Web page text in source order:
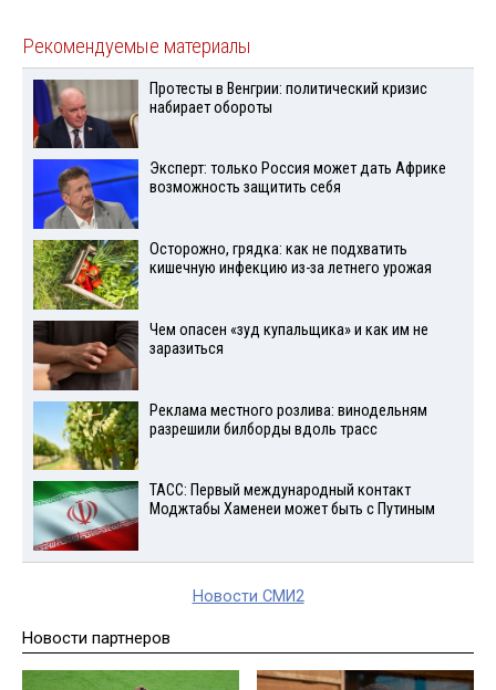
Рекомендуемые материалы
Протесты в Венгрии: политический кризис
набирает обороты
Эксперт: только Россия может дать Африке
возможность защитить себя
Осторожно, грядка: как не подхватить
кишечную инфекцию из-за летнего урожая
Чем опасен «зуд купальщика» и как им не
заразиться
Реклама местного розлива: винодельням
разрешили билборды вдоль трасс
ТАСС: Первый международный контакт
Моджтабы Хаменеи может быть с Путиным
Новости СМИ2
Новости партнеров